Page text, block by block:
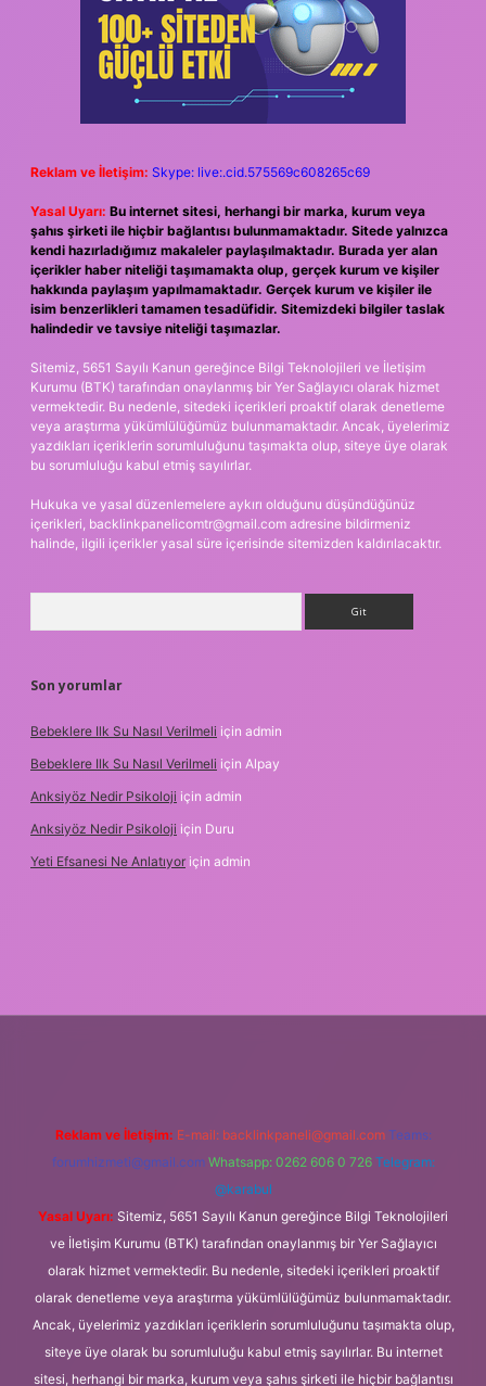
Reklam ve İletişim: Skype: live:.cid.575569c608265c69
Yasal Uyarı: Bu internet sitesi, herhangi bir marka, kurum veya
şahıs şirketi ile hiçbir bağlantısı bulunmamaktadır. Sitede yalnızca
kendi hazırladığımız makaleler paylaşılmaktadır. Burada yer alan
içerikler haber niteliği taşımamakta olup, gerçek kurum ve kişiler
hakkında paylaşım yapılmamaktadır. Gerçek kurum ve kişiler ile
isim benzerlikleri tamamen tesadüfidir. Sitemizdeki bilgiler taslak
halindedir ve tavsiye niteliği taşımazlar.
Sitemiz, 5651 Sayılı Kanun gereğince Bilgi Teknolojileri ve İletişim
Kurumu (BTK) tarafından onaylanmış bir Yer Sağlayıcı olarak hizmet
vermektedir. Bu nedenle, sitedeki içerikleri proaktif olarak denetleme
veya araştırma yükümlülüğümüz bulunmamaktadır. Ancak, üyelerimiz
yazdıkları içeriklerin sorumluluğunu taşımakta olup, siteye üye olarak
bu sorumluluğu kabul etmiş sayılırlar.
Hukuka ve yasal düzenlemelere aykırı olduğunu düşündüğünüz
içerikleri, backlinkpanelicomtr@gmail.com adresine bildirmeniz
halinde, ilgili içerikler yasal süre içerisinde sitemizden kaldırılacaktır.
Son yorumlar
Bebeklere Ilk Su Nasıl Verilmeli için admin
Bebeklere Ilk Su Nasıl Verilmeli için Alpay
Anksiyöz Nedir Psikoloji için admin
Anksiyöz Nedir Psikoloji için Duru
Yeti Efsanesi Ne Anlatıyor için admin
Reklam ve İletişim: E-mail: backlinkpaneli@gmail.com Teams:
forumhizmeti@gmail.com Whatsapp: 0262 606 0 726 Telegram:
@karabul
Yasal Uyarı: Sitemiz, 5651 Sayılı Kanun gereğince Bilgi Teknolojileri
ve İletişim Kurumu (BTK) tarafından onaylanmış bir Yer Sağlayıcı
olarak hizmet vermektedir. Bu nedenle, sitedeki içerikleri proaktif
olarak denetleme veya araştırma yükümlülüğümüz bulunmamaktadır.
Ancak, üyelerimiz yazdıkları içeriklerin sorumluluğunu taşımakta olup,
siteye üye olarak bu sorumluluğu kabul etmiş sayılırlar. Bu internet
sitesi, herhangi bir marka, kurum veya şahıs şirketi ile hiçbir bağlantısı